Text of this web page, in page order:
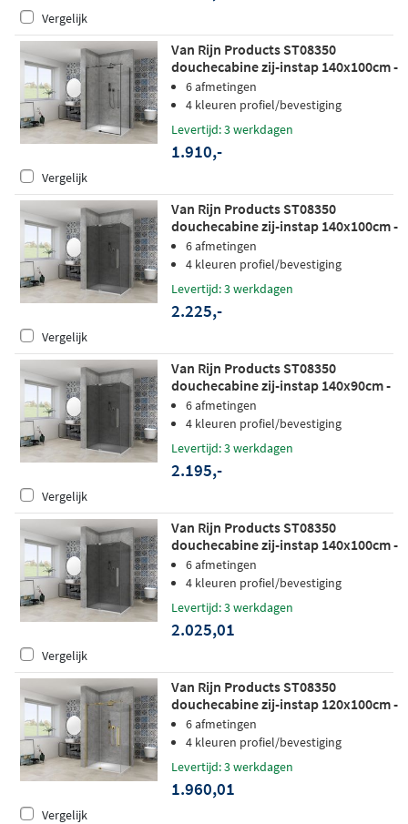
Vergelijk
Van Rijn Products ST08350
douchecabine zij-instap 140x100cm -
helder glas - zwart
6 afmetingen
4 kleuren profiel/bevestiging
Levertijd: 3 werkdagen
1.910,-
Vergelijk
Van Rijn Products ST08350
douchecabine zij-instap 140x100cm -
grijs rookglas - RVS
6 afmetingen
4 kleuren profiel/bevestiging
Levertijd: 3 werkdagen
2.225,-
Vergelijk
Van Rijn Products ST08350
douchecabine zij-instap 140x90cm -
grijs rookglas - RVS
6 afmetingen
4 kleuren profiel/bevestiging
Levertijd: 3 werkdagen
2.195,-
Vergelijk
Van Rijn Products ST08350
douchecabine zij-instap 140x100cm -
grijs rookglas - chroom
6 afmetingen
4 kleuren profiel/bevestiging
Levertijd: 3 werkdagen
2.025,01
Vergelijk
Van Rijn Products ST08350
douchecabine zij-instap 120x100cm -
helder glas - mat messing
6 afmetingen
4 kleuren profiel/bevestiging
Levertijd: 3 werkdagen
1.960,01
Vergelijk